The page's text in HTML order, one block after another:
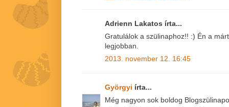
Adrienn Lakatos írta...
Gratulálok a szülinaphoz!! :) Én a
legjobban.
2013. november 12. 16:45
Györgyi írta...
Még nagyon sok boldog